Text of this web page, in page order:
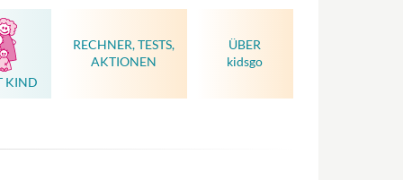
KIND
RECHNER, TESTS,
AKTIONEN
ÜBER
kidsgo